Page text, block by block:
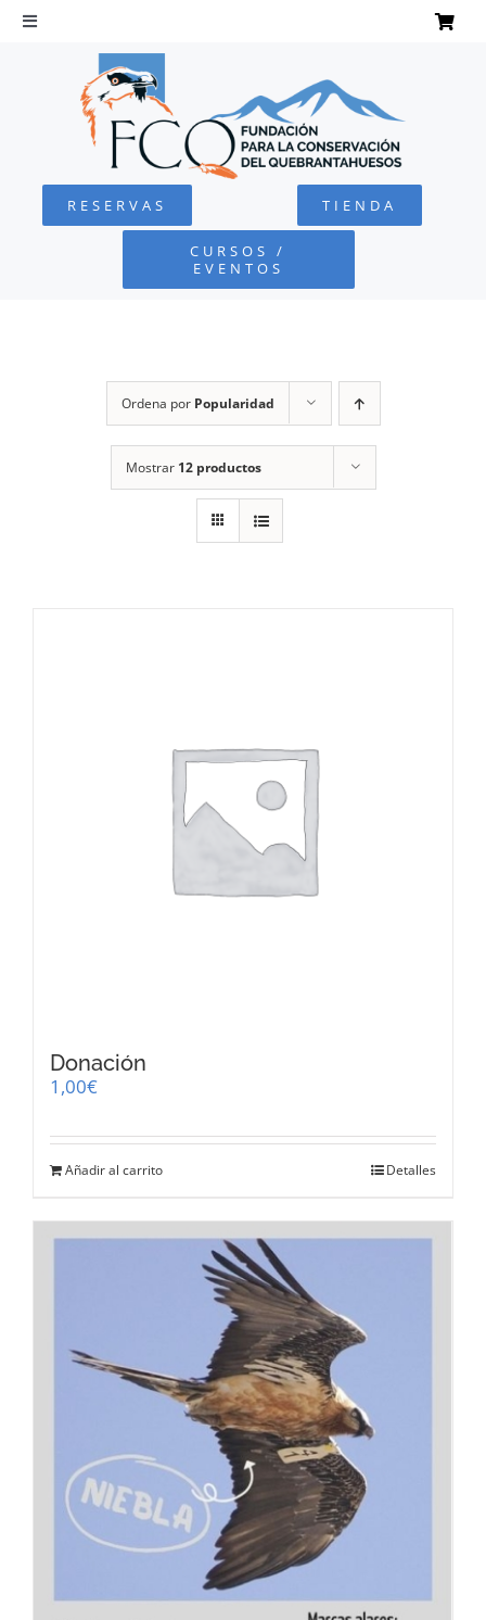
Saltar
Toggle
Navigation
QUEBRANTAHUESOS
FUNDACIÓN
RESERVAS TIENDA
CURSOS /
EVENTOS
Ordena por Popularidad
Mostrar 12 productos
Donación
1,00€
Añadir al carrito Detalles